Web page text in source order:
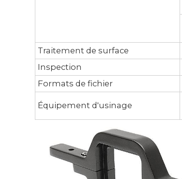
Traitement de surface
Inspection
Formats de fichier
Équipement d'usinage